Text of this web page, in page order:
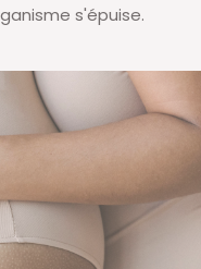
s'épuise.